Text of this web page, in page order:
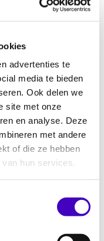
advertenties te
media te bieden
Ook delen we
site met onze
en analyse. Deze
met andere
of die ze hebben
hun services.
voor
aan het
zaak tegen een
zaak die
was de
het vlak
RADAR
van
die niet
mensen met
haar overlijden
een zaak te